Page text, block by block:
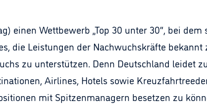
einen Wettbewerb „Top 30 unter 30“, bei dem
die Leistungen der Nachwuchskräfte bekannt
zu unterstützen. Denn Deutschland leidet
Airlines, Hotels sowie
mit Spitzenmanagern besetzen zu